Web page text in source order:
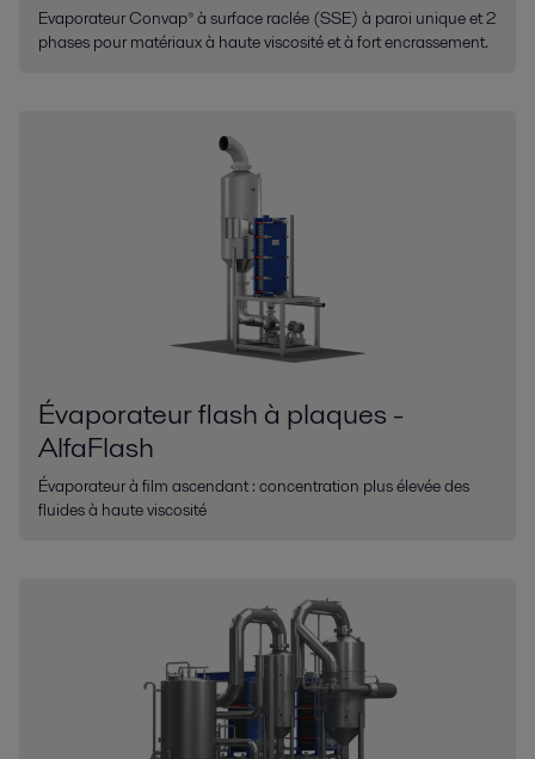
Evaporateur Convap® à surface raclée (SSE) à paroi unique et 2
phases pour matériaux à haute viscosité et à fort encrassement.
Évaporateur flash à plaques -
AlfaFlash
Évaporateur à film ascendant : concentration plus élevée des
fluides à haute viscosité